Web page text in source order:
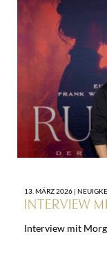
13. MÄRZ 2026 |
INTERVIEW
Interview mit